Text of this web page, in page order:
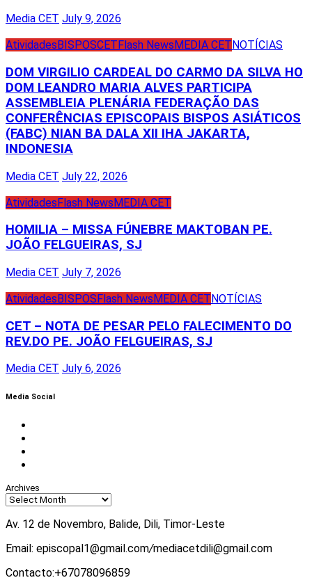
Media CET July 9, 2026
Atividades BISPOSCET Flash News MEDIA CET NOTÍCIAS
DOM VIRGILIO CARDEAL DO CARMO DA SILVA HO
DOM LEANDRO MARIA ALVES PARTICIPA
ASSEMBLEIA PLENÁRIA FEDERAÇÃO DAS
CONFERÊNCIAS EPISCOPAIS BISPOS ASIÁTICOS
(FABC) NIAN BA DALA XII IHA JAKARTA,
INDONESIA
Media CET July 22, 2026
AtividadesFlash NewsMEDIA CET
HOMILIA – MISSA FÚNEBRE MAKTOBAN PE.
JOÃO FELGUEIRAS, SJ
Media CET July 7, 2026
AtividadesBISPOSFlash NewsMEDIA CETNOTÍCIAS
CET – NOTA DE PESAR PELO FALECIMENTO DO
REV.DO PE. JOÃO FELGUEIRAS, SJ
Media CET July 6, 2026
Media Social
Archives
Av. 12 de Novembro, Balide, Dili, Timor-Leste
Email: episcopal1@gmail.com/mediacetdili@gmail.com
Contacto:+67078096859